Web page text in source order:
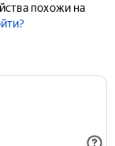
похожи на